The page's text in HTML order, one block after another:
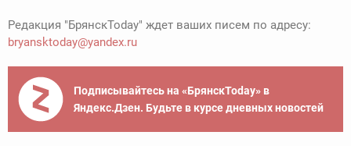
Редакция "БрянскToday" ждет ваших писем по адресу:
bryansktoday@yandex.ru
Подписывайтесь на «БрянскToday» в
Яндекс.Дзен. Будьте в курсе дневных новостей